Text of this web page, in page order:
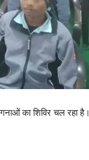
का शिविर चल रहा है।